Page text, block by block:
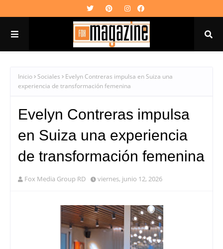
Inicio Sociales
Evelyn Contreras impulsa en Suiza una
experiencia de transformación femenina
Evelyn Contreras impulsa
en Suiza una experiencia
de transformación femenina
Fox Media Group RD viernes, junio 12, 2026